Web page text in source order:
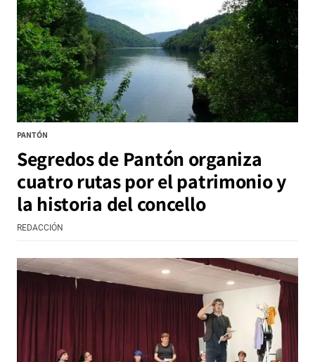
PANTÓN
Segredos de Pantón organiza
cuatro rutas por el patrimonio y
la historia del concello
REDACCIÓN